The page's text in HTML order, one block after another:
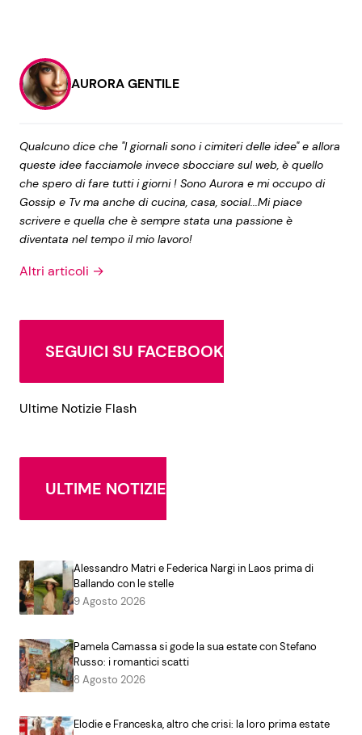
AURORA GENTILE
Qualcuno dice che "I giornali sono i cimiteri delle idee" e allora
queste idee facciamole invece sbocciare sul web, è quello
che spero di fare tutti i giorni ! Sono Aurora e mi occupo di
Gossip e Tv ma anche di cucina, casa, social...Mi piace
scrivere e quella che è sempre stata una passione è
diventata nel tempo il mio lavoro!
Altri articoli →
SEGUICI SU FACEBOOK
Ultime Notizie Flash
ULTIME NOTIZIE
Alessandro Matri e Federica Nargi in Laos prima di
Ballando con le stelle
9 Agosto 2026
Pamela Camassa si gode la sua estate con Stefano
Russo: i romantici scatti
8 Agosto 2026
Elodie e Franceska, altro che crisi: la loro prima estate